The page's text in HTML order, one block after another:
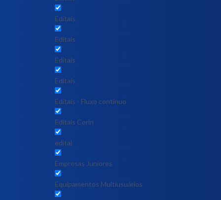
Editais
Editais
Editais
Editais
Editais - Fluxo contínuo
Editais Corin
edital
Empresas Juniores
Equipamentos Multiusuários